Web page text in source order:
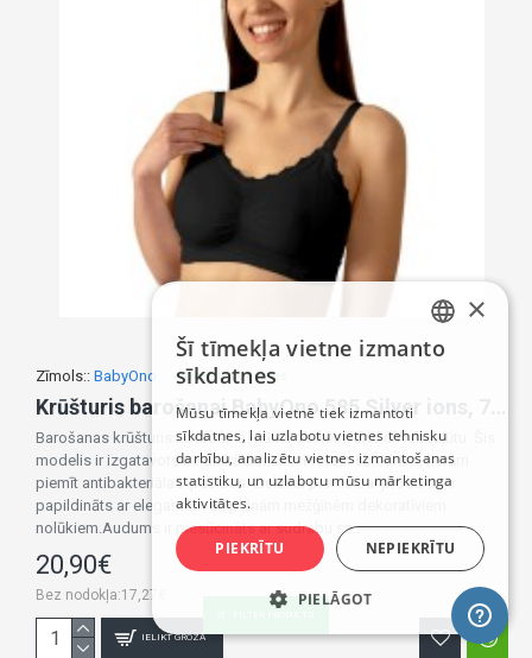
Zīmols:: BabyOno ✔ pieejams uz vietas
Barošanas krūšturis nodrošina māmiņas komfortu un labsajūtu. Šis
modelis ir izgatavots no unikālām Skin Protect šķiedrām, kurām
piemīt antibakteriālas īpašības. Lielākai pievilcībai produkts ir
papildināts ar elegantām un plānām mežģīnēm dekoratīviem
nolūkiem.Audums ir piesūcināts ar sudrabu sa..
20,90€
Bez nodokļa:17,27€
IELIKT GROZĀ
LATVIAN
ENGLISH
×
Šī tīmekļa vietne izmanto
sīkdatnes
Mūsu tīmekļa vietnē tiek izmantoti
sīkdatnes, lai uzlabotu vietnes tehnisku
darbību, analizētu vietnes izmantošanas
statistiku, un uzlabotu mūsu mārketinga
aktivitātes.
PIEKRĪTU NEPIEKRĪTU
PIELĀGOT